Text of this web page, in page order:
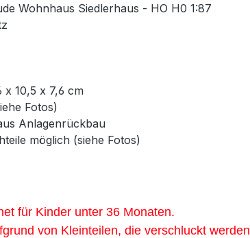
Wohnhaus Siedlerhaus - HO H0 1:87
x 10,5 x 7,6 cm
Fotos)
Anlagenrückbau
möglich (siehe Fotos)
für Kinder unter 36 Monaten.
von Kleinteilen, die verschluckt